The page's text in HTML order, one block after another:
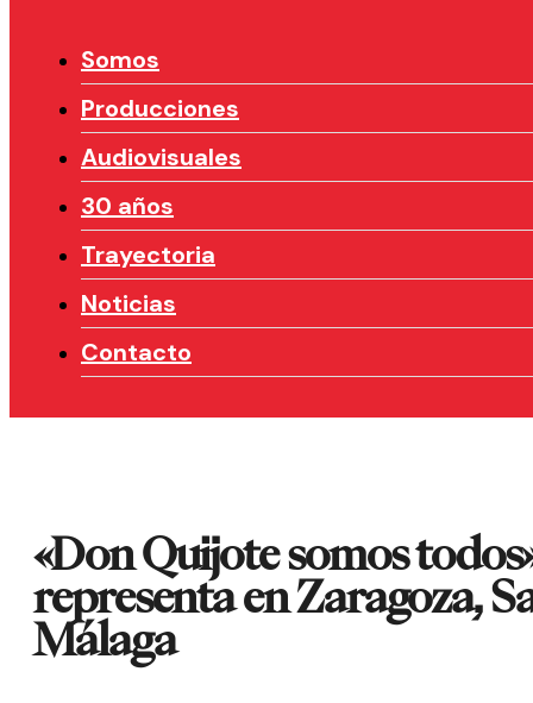
Somos
Producciones
Audiovisuales
30 años
Trayectoria
Noticias
Contacto
«Don Quijote somos
representa en Zaragoza,
Málaga